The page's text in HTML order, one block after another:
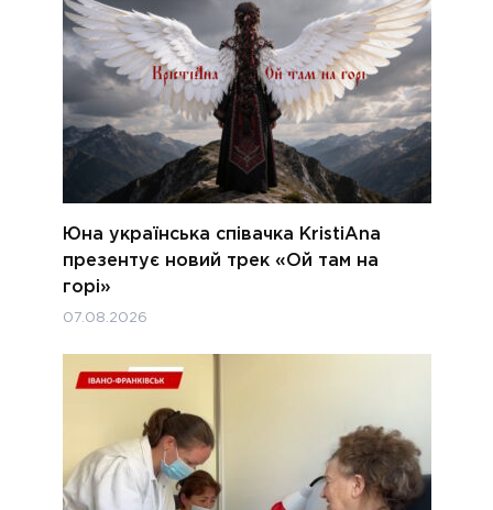
Юна українська співачка KristiAna
презентує новий трек «Ой там на
горі»
07.08.2026